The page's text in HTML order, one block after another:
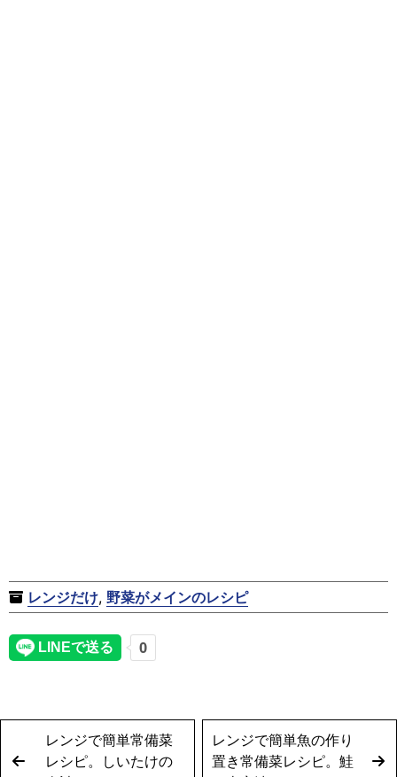
レンジだけ, 野菜がメインのレシピ
レンジで簡単常備菜
レシピ。しいたけの
レンジで簡単魚の作り
置き常備菜レシピ。鮭